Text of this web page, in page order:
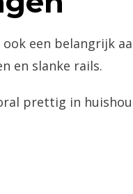
ook een belangrijk
en slanke rails.
prettig in